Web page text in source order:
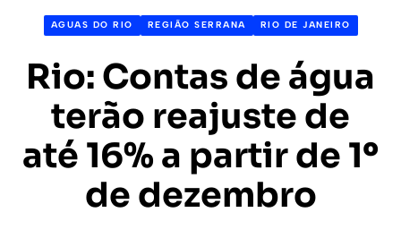
AGUAS DO RIO REGIÃO SERRANA RIO DE JANEIRO
Rio: Contas de água
terão reajuste de
até 16% a partir de 1º
de dezembro